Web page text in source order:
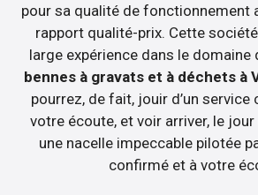
pour sa qualité de fonctionnement
rapport qualité-prix. Cette
large expérience dans le domaine
bennes à gravats et à déchets à
pourrez, de fait, jouir d’un
votre écoute, et voir arriver, le jour
une nacelle impeccable pilotée
confirmé et à votre